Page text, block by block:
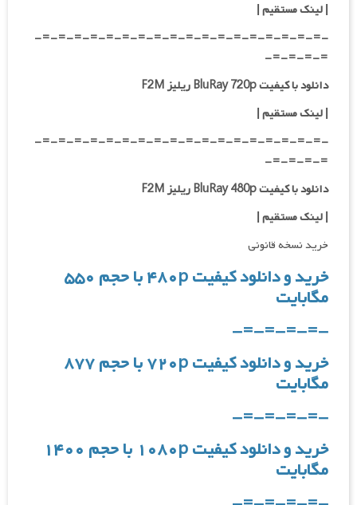
|لینک مستقیم |
-=-=-=-=-=-=-=-=-=-=-=-=-=-=-=-=-=-=-
=-=-=-=-
دانلود با کیفیت BluRay 720p ریلیز F2M
| لینک مستقیم |
-=-=-=-=-=-=-=-=-=-=-=-=-=-=-=-=-=-=-
=-=-=-=-
دانلود با کیفیت BluRay 480p ریلیز F2M
| لینک مستقیم |
خرید نسخه قانونی
خرید و دانلود کیفیت ۴۸۰p با حجم ۵۵۰
مگابایت
-=-=-=-=-
خرید و دانلود کیفیت ۷۲۰p با حجم ۸۷۷
مگابایت
-=-=-=-=-
خرید و دانلود کیفیت ۱۰۸۰p با حجم ۱۴۰۰
مگابایت